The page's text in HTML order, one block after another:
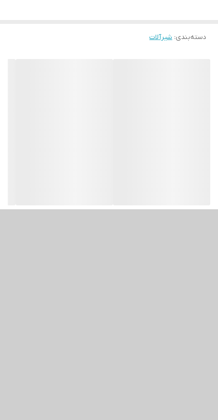
دسته‌بندی: شیرآلات